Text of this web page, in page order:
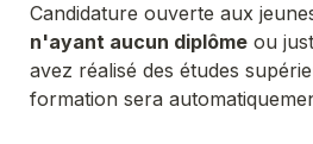
Candidature ouverte aux
n'ayant aucun diplôme ou
avez réalisé des études
formation sera